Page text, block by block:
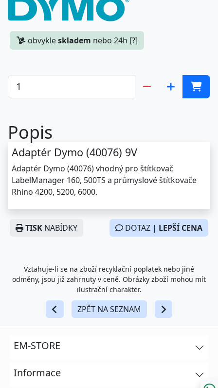
obvykleskladem nebo 24h [?]
Popis
Adaptér Dymo (40076) 9V
Adaptér Dymo (40076) vhodný pro štítkovač
LabelManager 160, 500TS a průmyslové štítkovače
Rhino 4200, 5200, 6000.
TISK NABÍDKY DOTAZ | LEPŠÍ CENA
Vztahuje-li se na zboží recyklační poplatek nebo jiné
odměny, jsou již zahrnuty v ceně. Obrázky zboží mohou mít
ilustrační charakter.
ZPĚT NA SEZNAM
EM-STORE
Informace